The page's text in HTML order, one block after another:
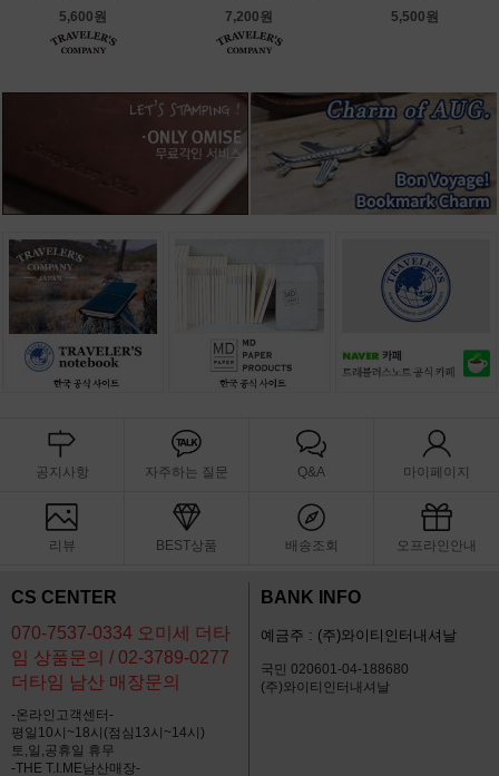
5,600원
7,200원
5,500원
공지사항 자주하는 질문 Q&A 마이페이지
리뷰 BEST상품 배송조회 오프라인안내
CS CENTER
070-7537-0334 오미세 더타
임 상품문의 / 02-3789-0277
더타임 남산 매장문의
-온라인고객센터-
평일10시~18시(점심13시~14시)
토,일,공휴일 휴무
-THE T.I.ME남산매장-
BANK INFO
예금주 : (주)와이티인터내셔날
국민 020601-04-188680
(주)와이티인터내셔날